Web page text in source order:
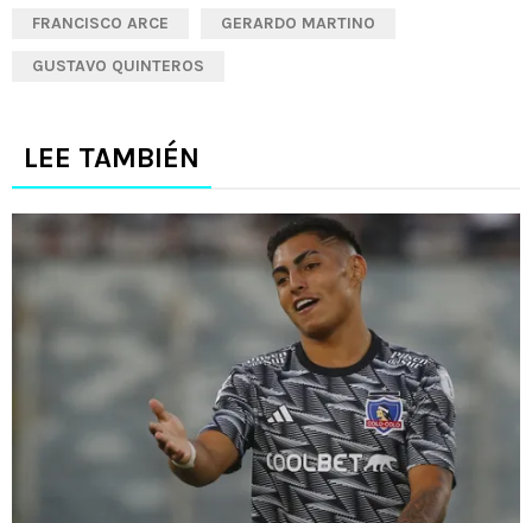
FRANCISCO ARCE GERARDO MARTINO
GUSTAVO QUINTEROS
LEE TAMBIÉN